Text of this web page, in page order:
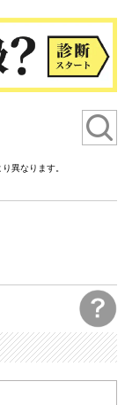
異なります。